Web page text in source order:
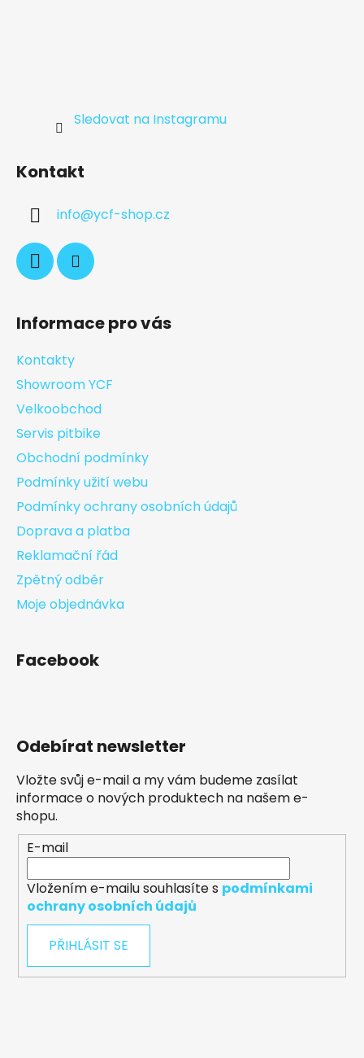
Sledovat na Instagramu
Kontakt
info@ycf-shop.cz
Informace pro vás
Kontakty
Showroom YCF
Velkoobchod
Servis pitbike
Obchodní podmínky
Podmínky užití webu
Podmínky ochrany osobních údajů
Doprava a platba
Reklamační řád
Zpětný odběr
Moje objednávka
Facebook
Odebírat newsletter
Vložte svůj e-mail a my vám budeme zasílat
informace o nových produktech na našem e-
shopu.
E-mail
Vložením e-mailu souhlasíte s podmínkami
ochrany osobních údajů
PŘIHLÁSIT SE